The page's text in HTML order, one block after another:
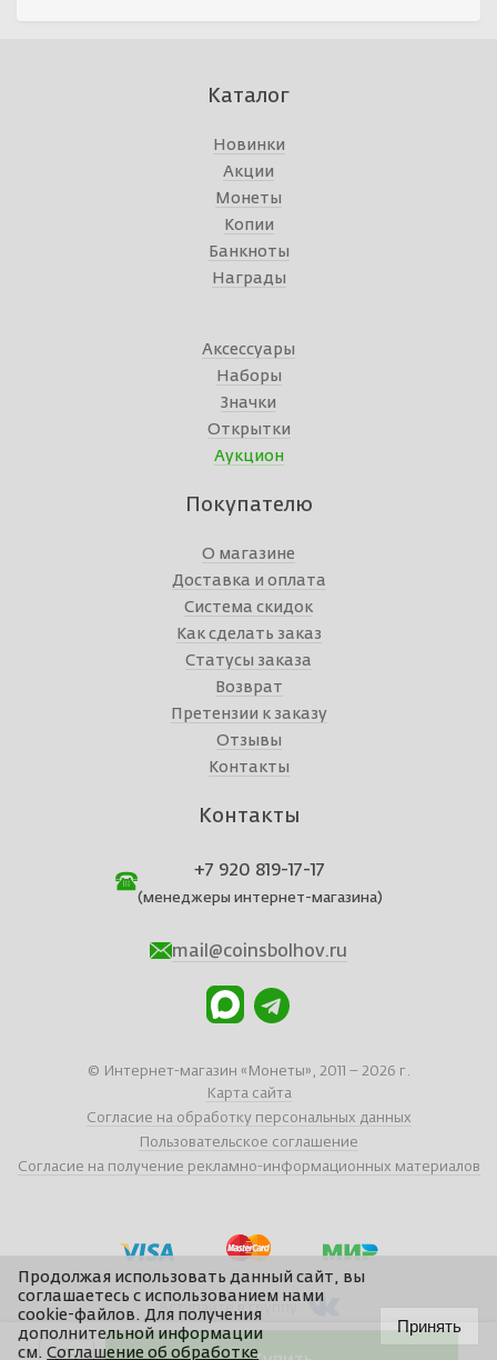
Каталог
Новинки
Акции
Монеты
Копии
Банкноты
Награды
Аксессуары
Наборы
Значки
Открытки
Аукцион
Покупателю
О магазине
Доставка и оплата
Система скидок
Как сделать заказ
Статусы заказа
Возврат
Претензии к заказу
Отзывы
Контакты
Контакты
+7 920 819-17-17
(менеджеры интернет-магазина)
mail@coinsbolhov.ru
© Интернет-магазин «Монеты», 2011 – 2026 г.
Карта сайта
Согласие на обработку персональных данных
Пользовательское соглашение
Согласие на получение рекламно-информационных материалов
Вступайте в группу
Продолжая использовать данный сайт, вы
соглашаетесь с использованием нами
cookie-файлов. Для получения
дополнительной информации
см.Соглашение об обработке
Принять